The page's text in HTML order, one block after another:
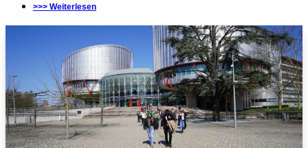
>>> Weiterlesen